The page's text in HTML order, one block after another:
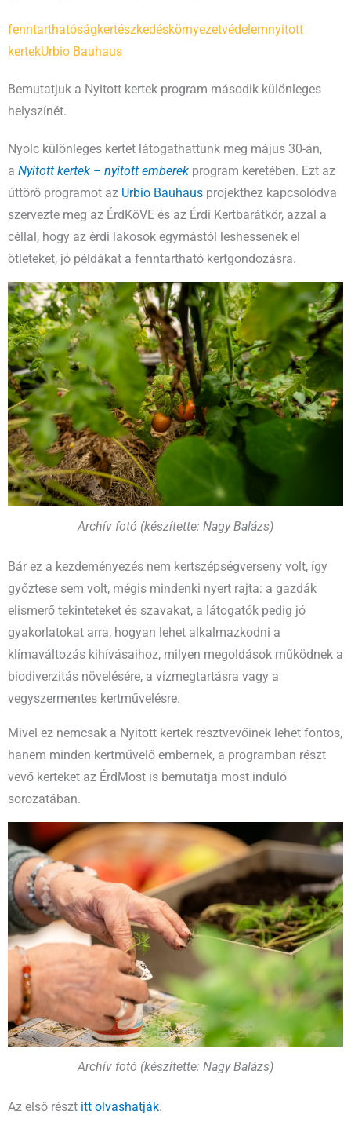
fenntarthatóságkertészkedéskörnyezetvédelemnyitott
kertekUrbio Bauhaus
Bemutatjuk a Nyitott kertek program második különleges
helyszínét.
Nyolc különleges kertet látogathattunk meg május 30-án,
a Nyitott kertek – nyitott emberek program keretében. Ezt az
úttörő programot az Urbio Bauhaus projekthez kapcsolódva
szervezte meg az ÉrdKöVE és az Érdi Kertbarátkör, azzal a
céllal, hogy az érdi lakosok egymástól leshessenek el
ötleteket, jó példákat a fenntartható kertgondozásra.
Archív fotó (készítette: Nagy Balázs)
Bár ez a kezdeményezés nem kertszépségverseny volt, így
győztese sem volt, mégis mindenki nyert rajta: a gazdák
elismerő tekinteteket és szavakat, a látogatók pedig jó
gyakorlatokat arra, hogyan lehet alkalmazkodni a
klímaváltozás kihívásaihoz, milyen megoldások működnek a
biodiverzitás növelésére, a vízmegtartásra vagy a
vegyszermentes kertművelésre.
Mivel ez nemcsak a Nyitott kertek résztvevőinek lehet fontos,
hanem minden kertművelő embernek, a programban részt
vevő kerteket az ÉrdMost is bemutatja most induló
sorozatában.
Archív fotó (készítette: Nagy Balázs)
Az első részt itt olvashatják.